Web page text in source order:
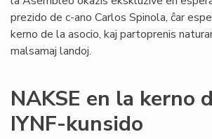
prezido de c-ano Carlos Spinola, ĉar
kerno de la asocio, kaj partoprenis
malsamaj landoj.
NAKSE en la kerno
IYNF-kunsido